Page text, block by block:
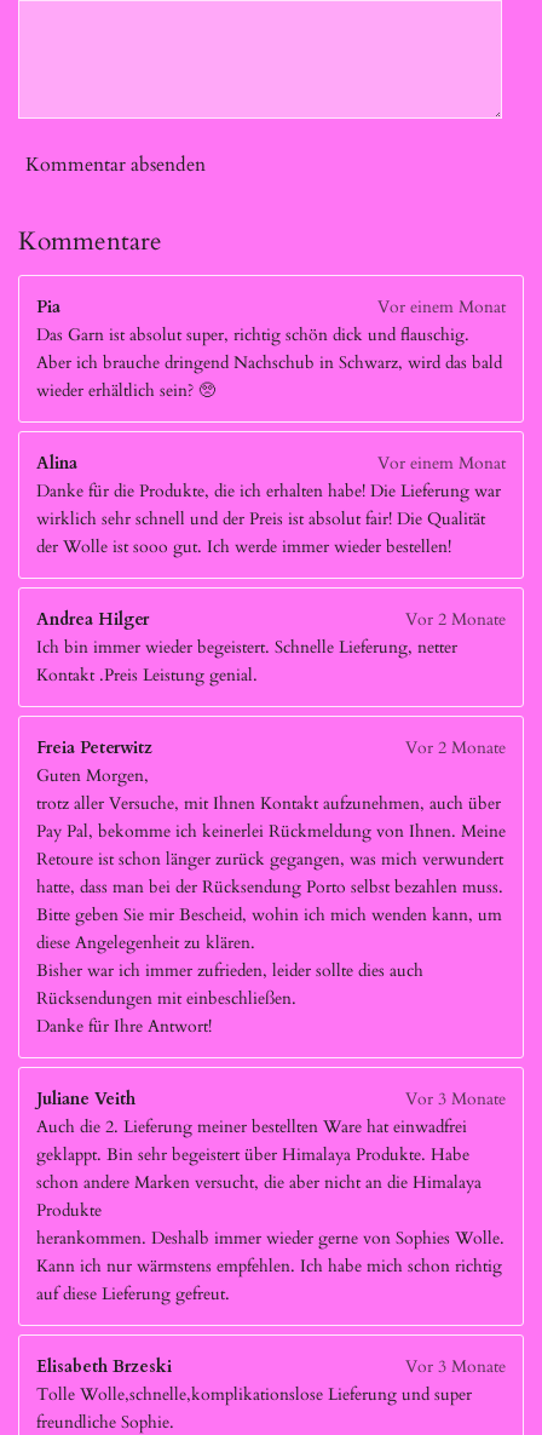
Kommentar absenden
Kommentare
Pia
Vor einem Monat
Das Garn ist absolut super, richtig schön dick und flauschig.
Aber ich brauche dringend Nachschub in Schwarz, wird das bald
wieder erhältlich sein? 🥺
Alina
Vor einem Monat
Danke für die Produkte, die ich erhalten habe! Die Lieferung war
wirklich sehr schnell und der Preis ist absolut fair! Die Qualität
der Wolle ist sooo gut. Ich werde immer wieder bestellen!
Andrea Hilger
Vor 2 Monate
Ich bin immer wieder begeistert. Schnelle Lieferung, netter
Kontakt .Preis Leistung genial.
Freia Peterwitz
Vor 2 Monate
Guten Morgen,
trotz aller Versuche, mit Ihnen Kontakt aufzunehmen, auch über
Pay Pal, bekomme ich keinerlei Rückmeldung von Ihnen. Meine
Retoure ist schon länger zurück gegangen, was mich verwundert
hatte, dass man bei der Rücksendung Porto selbst bezahlen muss.
Bitte geben Sie mir Bescheid, wohin ich mich wenden kann, um
diese Angelegenheit zu klären.
Bisher war ich immer zufrieden, leider sollte dies auch
Rücksendungen mit einbeschließen.
Danke für Ihre Antwort!
Juliane Veith
Vor 3 Monate
Auch die 2. Lieferung meiner bestellten Ware hat einwadfrei
geklappt. Bin sehr begeistert über Himalaya Produkte. Habe
schon andere Marken versucht, die aber nicht an die Himalaya
Produkte
herankommen. Deshalb immer wieder gerne von Sophies Wolle.
Kann ich nur wärmstens empfehlen. Ich habe mich schon richtig
auf diese Lieferung gefreut.
Elisabeth Brzeski
Vor 3 Monate
Tolle Wolle,schnelle,komplikationslose Lieferung und super
freundliche Sophie.